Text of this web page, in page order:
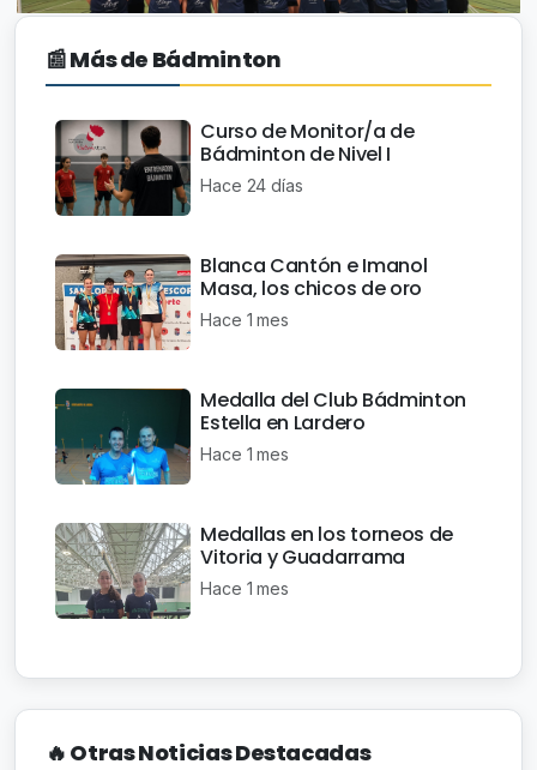
📰 Más de Bádminton
Curso de Monitor/a de
Bádminton de Nivel I
Hace 24 días
Blanca Cantón e Imanol
Masa, los chicos de oro
Hace 1 mes
Medalla del Club Bádminton
Estella en Lardero
Hace 1 mes
Medallas en los torneos de
Vitoria y Guadarrama
Hace 1 mes
🔥 Otras Noticias Destacadas